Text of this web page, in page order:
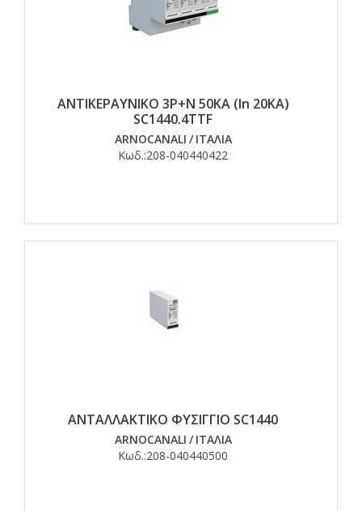
ΑΝΤΙΚΕΡΑΥΝΙΚΟ 3Ρ+Ν 50ΚΑ (In 20KA)
SC1440.4TTF
ARNOCANALI / ΙΤΑΛΙΑ
Κωδ.:208-040440422
ΑΝΤΑΛΛΑΚΤΙΚΟ ΦΥΣΙΓΓΙΟ SC1440
ARNOCANALI / ΙΤΑΛΙΑ
Κωδ.:208-040440500